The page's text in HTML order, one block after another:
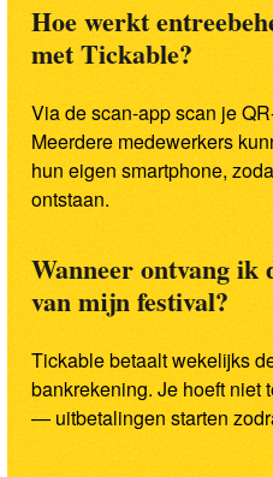
Hoe werkt
met Tickable?
Via de scan-app scan je
Meerdere medewerkers
hun eigen smartphone,
ontstaan.
Wanneer ontvang ik
van mijn festival?
Tickable betaalt wekelijks
bankrekening. Je hoeft niet
— uitbetalingen starten